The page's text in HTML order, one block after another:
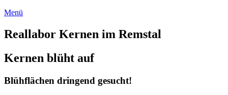
Menü
Reallabor Kernen im Remstal
Kernen blüht auf
Blühflächen dringend gesucht!